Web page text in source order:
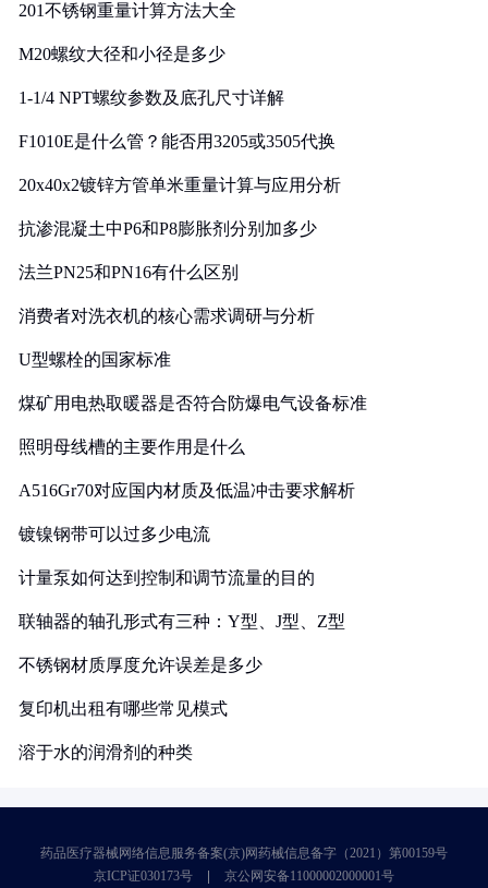
201不锈钢重量计算方法大全
M20螺纹大径和小径是多少
1-1/4 NPT螺纹参数及底孔尺寸详解
F1010E是什么管？能否用3205或3505代换
20x40x2镀锌方管单米重量计算与应用分析
抗渗混凝土中P6和P8膨胀剂分别加多少
法兰PN25和PN16有什么区别
消费者对洗衣机的核心需求调研与分析
U型螺栓的国家标准
煤矿用电热取暖器是否符合防爆电气设备标准
照明母线槽的主要作用是什么
A516Gr70对应国内材质及低温冲击要求解析
镀镍钢带可以过多少电流
计量泵如何达到控制和调节流量的目的
联轴器的轴孔形式有三种：Y型、J型、Z型
不锈钢材质厚度允许误差是多少
复印机出租有哪些常见模式
溶于水的润滑剂的种类
药品医疗器械网络信息服务备案(京)网药械信息备字（2021）第00159号
京ICP证030173号
京公网安备11000002000001号